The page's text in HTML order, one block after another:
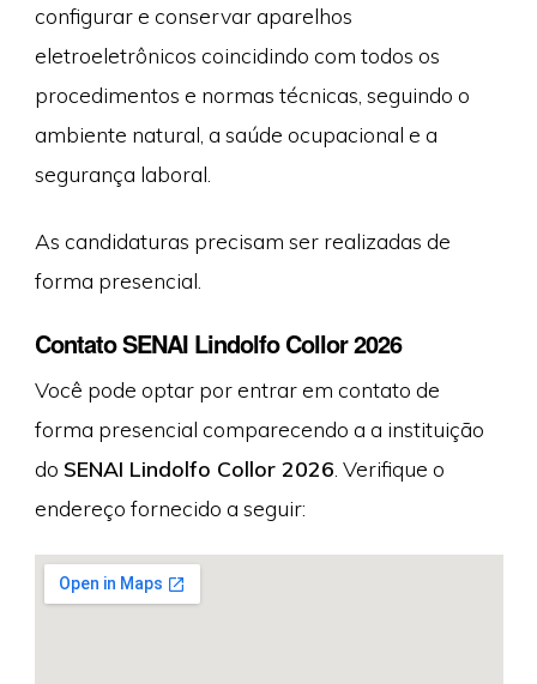
configurar e conservar aparelhos
eletroeletrônicos coincidindo com todos os
procedimentos e normas técnicas, seguindo o
ambiente natural, a saúde ocupacional e a
segurança laboral.
As candidaturas precisam ser realizadas de
forma presencial.
Contato SENAI Lindolfo Collor 2026
Você pode optar por entrar em contato de
forma presencial comparecendo a a instituição
do SENAI Lindolfo Collor 2026 . Verifique o
endereço fornecido a seguir: